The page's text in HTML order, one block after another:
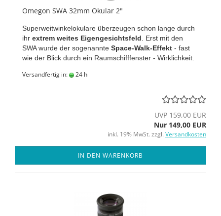
Omegon SWA 32mm Okular 2"
Superweitwinkelokulare überzeugen schon lange durch
ihr extrem weites Eigengesichtsfeld . Erst mit den
SWA wurde der sogenannte Space-Walk-Effekt - fast
wie der Blick durch ein Raumschifffenster - Wirklichkeit.
Versandfertig in: 24 h
UVP 159,00 EUR
Nur 149,00 EUR
inkl. 19% MwSt. zzgl. Versandkosten
IN DEN WARENKORB